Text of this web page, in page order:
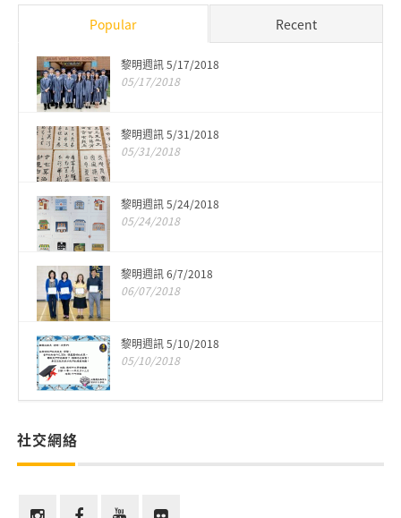
Popular Recent
黎明週訊 5/17/2018
05/17/2018
黎明週訊 5/31/2018
05/31/2018
黎明週訊 5/24/2018
05/24/2018
黎明週訊 6/7/2018
06/07/2018
黎明週訊 5/10/2018
05/10/2018
社交網絡